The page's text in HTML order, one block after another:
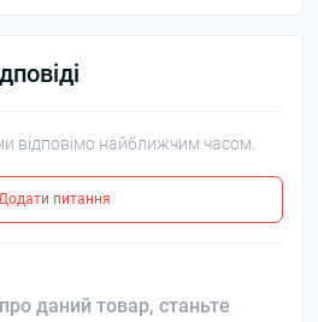
відповімо найближчим часом.
питання
даний товар, станьте